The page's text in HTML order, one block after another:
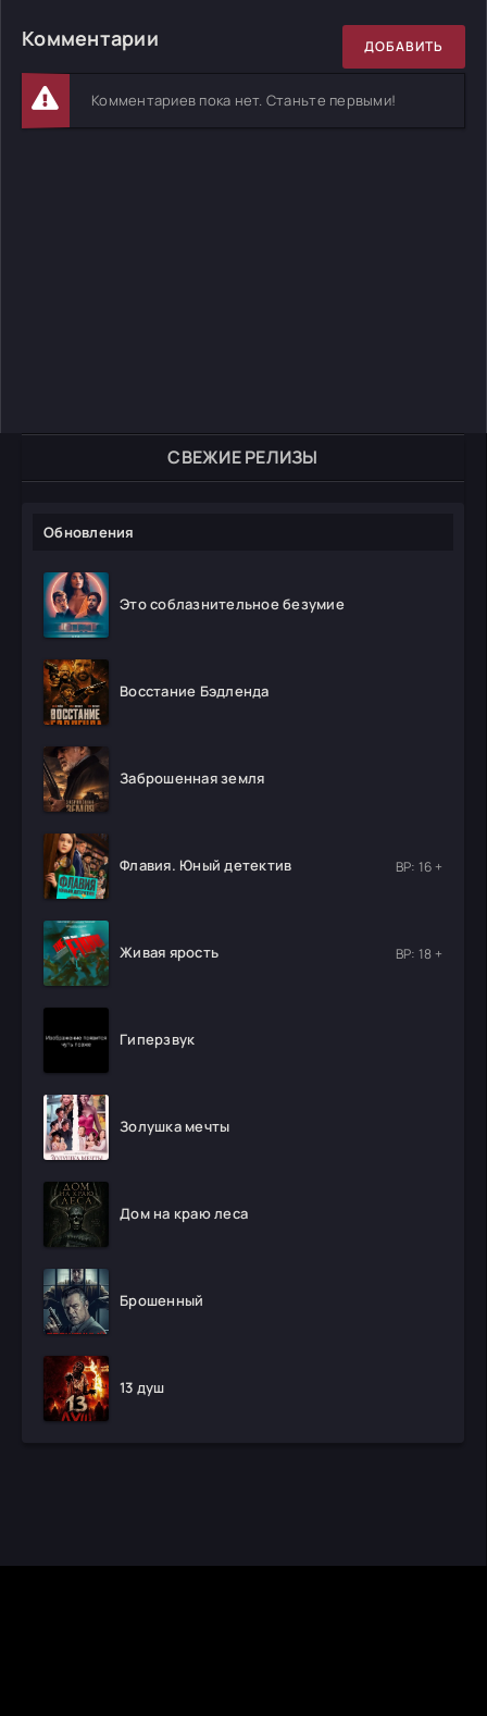
СВЕЖИЕ РЕЛИЗЫ
Обновления
Это соблазнительное безумие
Восстание Бэдленда
Заброшенная земля
Флавия. Юный детектив ВР: 16 +
Живая ярость ВР: 18 +
Гиперзвук
Золушка мечты
Дом на краю леса
Брошенный
13 душ
Комментарии ДОБАВИТЬ
Комментариев пока нет. Станьте первыми!